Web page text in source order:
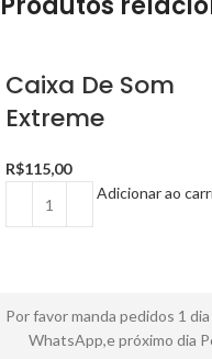
Caixa De Som
Extreme
R$115,00
Adicionar ao
Por favor manda pedidos 1
WhatsApp,e próximo dia